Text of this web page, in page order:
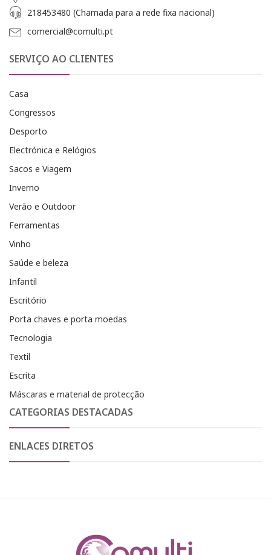
218453480 (Chamada para a rede fixa nacional)
comercial@comulti.pt
SERVIÇO AO CLIENTES
Casa
Congressos
Desporto
Electrónica e Relógios
Sacos e Viagem
Inverno
Verão e Outdoor
Ferramentas
Vinho
Saúde e beleza
Infantil
Escritório
Porta chaves e porta moedas
Tecnologia
Textil
Escrita
Máscaras e material de protecção
CATEGORIAS DESTACADAS
ENLACES DIRETOS